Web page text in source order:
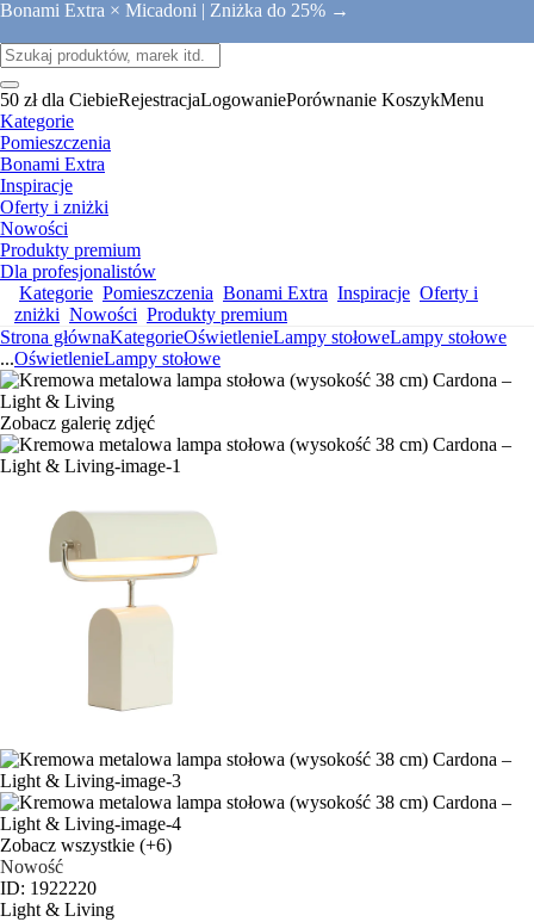
Bonami Extra × Micadoni | Zniżka do 25% →
50 zł dla CiebieRejestracjaLogowaniePorównanie KoszykMenu
Kategorie
Pomieszczenia
Bonami Extra
Inspiracje
Oferty i zniżki
Nowości
Produkty premium
Dla profesjonalistów
Kategorie Pomieszczenia Bonami Extra Inspiracje Oferty i
zniżki Nowości Produkty premium
Strona głównaKategorieOświetlenieLampy stołoweLampy stołowe
...OświetlenieLampy stołowe
Zobacz galerię zdjęć
Zobacz wszystkie (+6)
Nowość
ID: 1922220
Light & Living